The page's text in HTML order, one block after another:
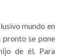
mundo en
pronto se pone
de él. Para